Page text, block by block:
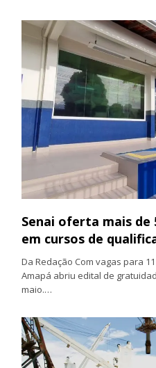
Senai oferta mais
em cursos de
Da Redação Com vagas para
Amapá abriu edital de
maio.…